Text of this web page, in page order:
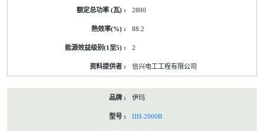
2800
88.2
2
信兴电工工程有限公司
伊玛
IIH-2000B